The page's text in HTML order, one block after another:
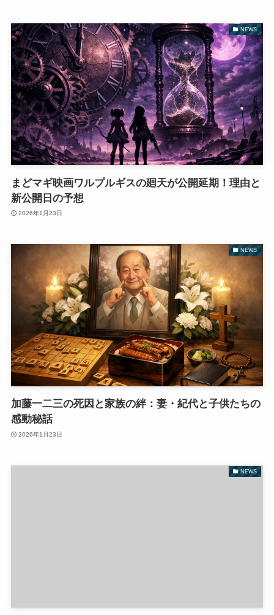
NEWS
まどマギ映画ワルプルギスの廻天が公開延期！理由と
新公開日の予想
2026年1月23日
NEWS
加藤一二三の死因と家族の絆：妻・紀代と子供たちの
感動秘話
2026年1月23日
NEWS